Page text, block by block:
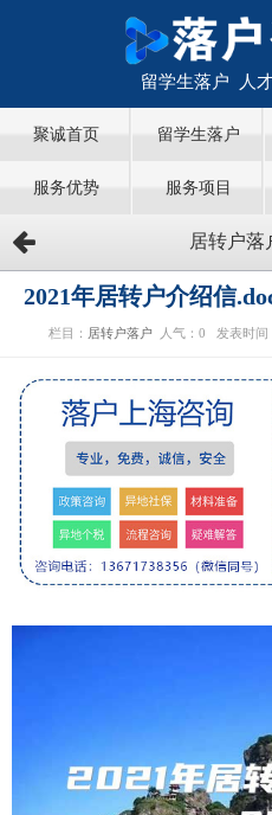
留学生落户 人
聚诚首页 留学生落户
服务优势 服务项目
居转户落
2021年居转户介绍信
栏目： 居转户落户 人气： 0 发表时间